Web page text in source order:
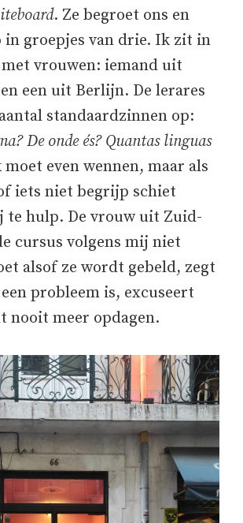
. Ze begroet ons en
in groepjes van drie. Ik zit in
vrouwen: iemand uit
een uit Berlijn. De lerares
standaardzinnen op:
De onde és? Quantas linguas
even wennen, maar als
iets niet begrijp schiet
te hulp. De vrouw uit Zuid-
cursus volgens mij niet
alsof ze wordt gebeld, zegt
probleem is, excuseert
nooit meer opdagen.